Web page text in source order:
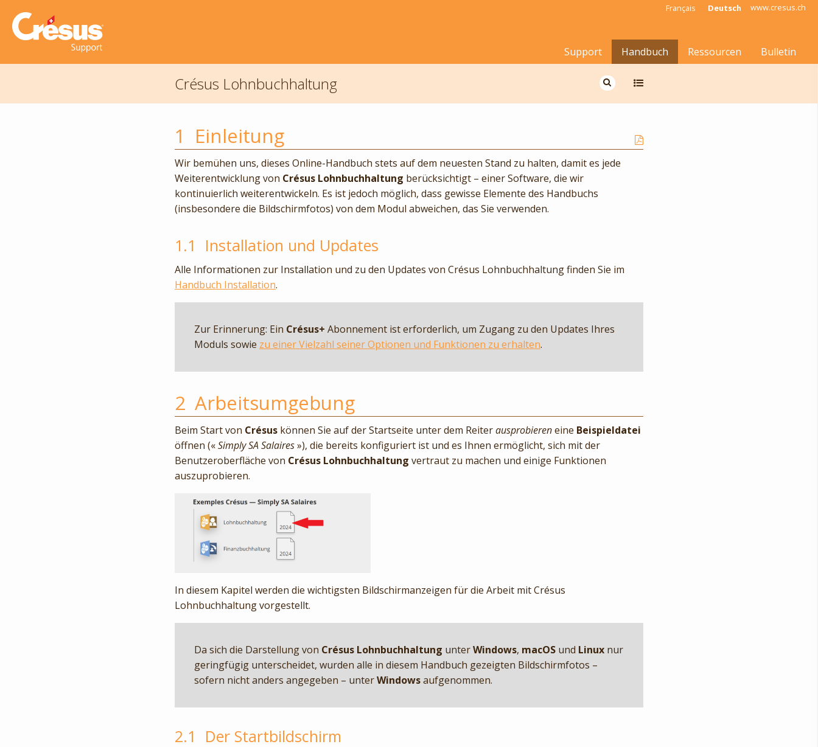
Français Deutsch www.cresus.ch
Support Handbuch Ressourcen Bulletin
Crésus Lohnbuchhaltung
1 Einleitung
Wir bemühen uns, dieses Online-Handbuch stets auf dem neuesten Stand zu halten, damit es jede
Weiterentwicklung von Crésus Lohnbuchhaltung berücksichtigt – einer Software, die wir
kontinuierlich weiterentwickeln. Es ist jedoch möglich, dass gewisse Elemente des Handbuchs
(insbesondere die Bildschirmfotos) von dem Modul abweichen, das Sie verwenden.
1.1 Installation und Updates
Alle Informationen zur Installation und zu den Updates von Crésus Lohnbuchhaltung finden Sie im
Handbuch Installation.
Zur Erinnerung: Ein Crésus+ Abonnement ist erforderlich, um Zugang zu den Updates Ihres
Moduls sowie zu einer Vielzahl seiner Optionen und Funktionen zu erhalten.
2 Arbeitsumgebung
Beim Start von Crésus können Sie auf der Startseite unter dem Reiterausprobiereneine Beispieldatei
öffnen («Simply SA Salaires»), die bereits konfiguriert ist und es Ihnen ermöglicht, sich mit der
Benutzeroberfläche von Crésus Lohnbuchhaltung vertraut zu machen und einige Funktionen
auszuprobieren.
In diesem Kapitel werden die wichtigsten Bildschirmanzeigen für die Arbeit mit Crésus
Lohnbuchhaltung vorgestellt.
Da sich die Darstellung von Crésus Lohnbuchhaltung unterWindows, macOS und Linux nur
geringfügig unterscheidet, wurden alle in diesem Handbuch gezeigten Bildschirmfotos –
sofern nicht anders angegeben – unterWindowsaufgenommen.
2.1 Der Startbildschirm